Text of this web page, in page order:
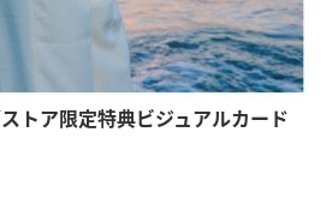
トア限定特典ビジュアルカード